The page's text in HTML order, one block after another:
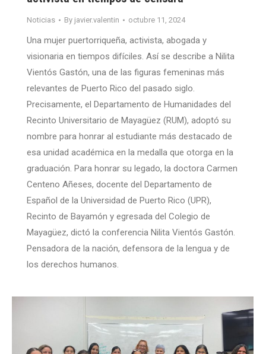
Noticias By javier.valentin octubre 11, 2024
Una mujer puertorriqueña, activista, abogada y
visionaria en tiempos difíciles. Así se describe a Nilita
Vientós Gastón, una de las figuras femeninas más
relevantes de Puerto Rico del pasado siglo.
Precisamente, el Departamento de Humanidades del
Recinto Universitario de Mayagüez (RUM), adoptó su
nombre para honrar al estudiante más destacado de
esa unidad académica en la medalla que otorga en la
graduación. Para honrar su legado, la doctora Carmen
Centeno Añeses, docente del Departamento de
Español de la Universidad de Puerto Rico (UPR),
Recinto de Bayamón y egresada del Colegio de
Mayagüez, dictó la conferencia Nilita Vientós Gastón.
Pensadora de la nación, defensora de la lengua y de
los derechos humanos.